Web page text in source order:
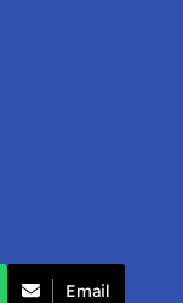
Email